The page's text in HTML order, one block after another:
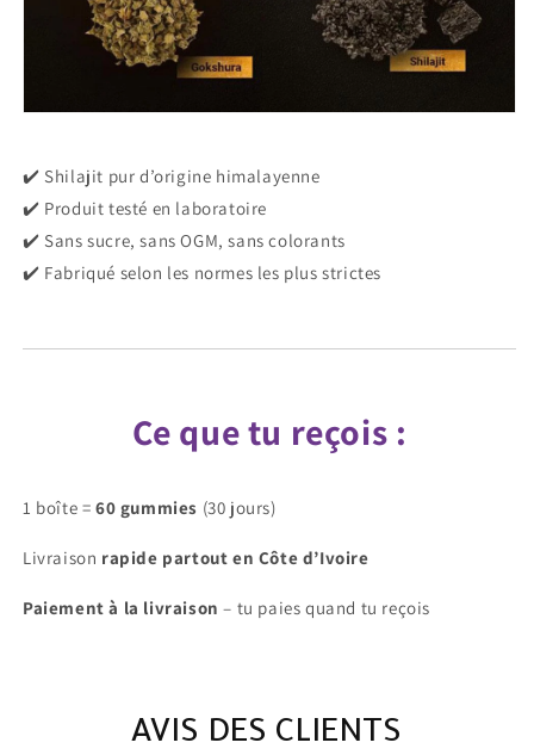
✔️ Shilajit pur d’origine himalayenne
✔️ Produit testé en laboratoire
✔️ Sans sucre, sans OGM, sans colorants
✔️ Fabriqué selon les normes les plus strictes
Ce que tu reçois :
1 boîte = 60 gummies (30 jours)
Livraison rapide partout en Côte d’Ivoire
Paiement à la livraison – tu paies quand tu reçois
AVIS DES CLIENTS